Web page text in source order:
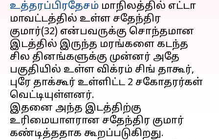
உத்தரப்பிரதேசம் மாநிலத்தில் எட்டா
மாவட்டத்தில் உள்ள சதேந்திர
குமார்(32) என்பவருக்கு சொந்தமான
இடத்தில் இருந்த மரங்களை கடந்த
சில தினங்களுக்கு முன்னர் அதே
பகுதியில் உள்ள விக்ரம் சிங் தாகூர்,
புரே தாக்கூர் உள்ளிட்ட 2 சகோதரர்கள்
வெட்டியுள்ளனர்.
இதனை அந்த இடத்திற்கு
உரிமையாளரான சதேந்திர குமார்
கண்டித்ததாக கூறப்படுகிறது.